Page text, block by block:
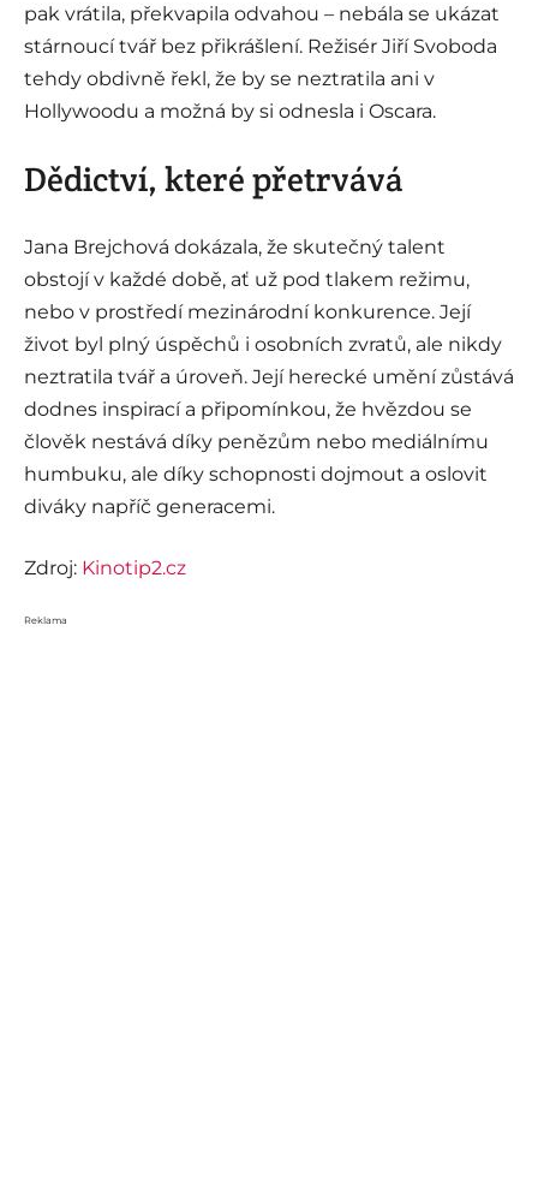
pak vrátila, překvapila odvahou – nebála se ukázat
stárnoucí tvář bez přikrášlení. Režisér Jiří Svoboda
tehdy obdivně řekl, že by se neztratila ani v
Hollywoodu a možná by si odnesla i Oscara.
Dědictví, které přetrvává
Jana Brejchová dokázala, že skutečný talent
obstojí v každé době, ať už pod tlakem režimu,
nebo v prostředí mezinárodní konkurence. Její
život byl plný úspěchů i osobních zvratů, ale nikdy
neztratila tvář a úroveň. Její herecké umění zůstává
dodnes inspirací a připomínkou, že hvězdou se
člověk nestává díky penězům nebo mediálnímu
humbuku, ale díky schopnosti dojmout a oslovit
diváky napříč generacemi.
Zdroj: Kinotip2.cz
Reklama